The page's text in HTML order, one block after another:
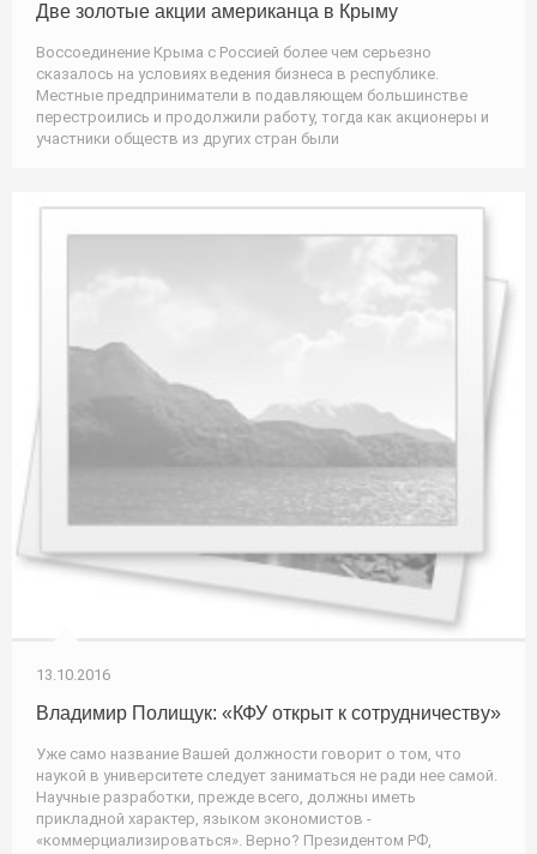
Две золотые акции американца в Крыму
Воссоединение Крыма с Россией более чем серьезно
сказалось на условиях ведения бизнеса в республике.
Местные предприниматели в подавляющем большинстве
перестроились и продолжили работу, тогда как акционеры и
участники обществ из других стран были
13.10.2016
Владимир Полищук: «КФУ открыт к сотрудничеству»
Уже само название Вашей должности говорит о том, что
наукой в университете следует заниматься не ради нее самой.
Научные разработки, прежде всего, должны иметь
прикладной характер, языком экономистов -
«коммерциализироваться». Верно? Президентом РФ,